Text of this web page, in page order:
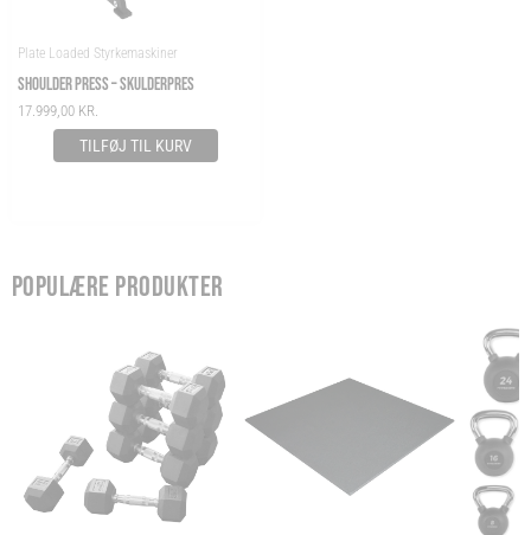
Plate Loaded Styrkemaskiner
SHOULDER PRESS – SKULDERPRES
17.999,00 KR.
TILFØJ TIL KURV
POPULÆRE PRODUKTER